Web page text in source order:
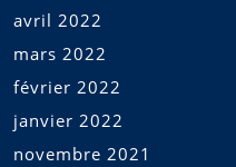
avril 2022
mars 2022
février 2022
janvier 2022
novembre 2021